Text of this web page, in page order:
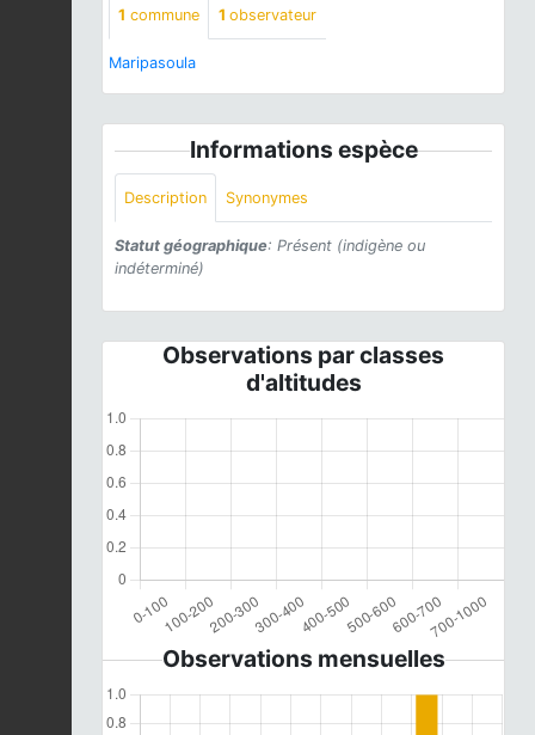
1 commune 1 observateur
Maripasoula
Informations espèce
Description Synonymes
Statut géographique: Présent (indigène ou
indéterminé)
Observations par classes
d'altitudes
Observations mensuelles